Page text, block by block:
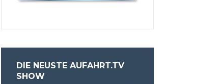
DIE NEUSTE AUFAHRT.TV
SHOW